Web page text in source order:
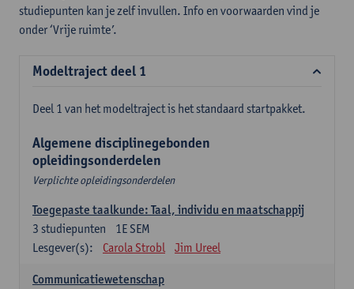
studiepunten kan je zelf invullen. Info en voorwaarden vind je
onder ‘Vrije ruimte’.
Modeltraject deel 1
Deel 1 van het modeltraject is het standaard startpakket.
Algemene disciplinegebonden
opleidingsonderdelen
Verplichte opleidingsonderdelen
Toegepaste taalkunde: Taal, individu en maatschappij
1E SEM
3 studiepunten
Lesgever(s):
Carola Strobl Jim Ureel
Communicatiewetenschap